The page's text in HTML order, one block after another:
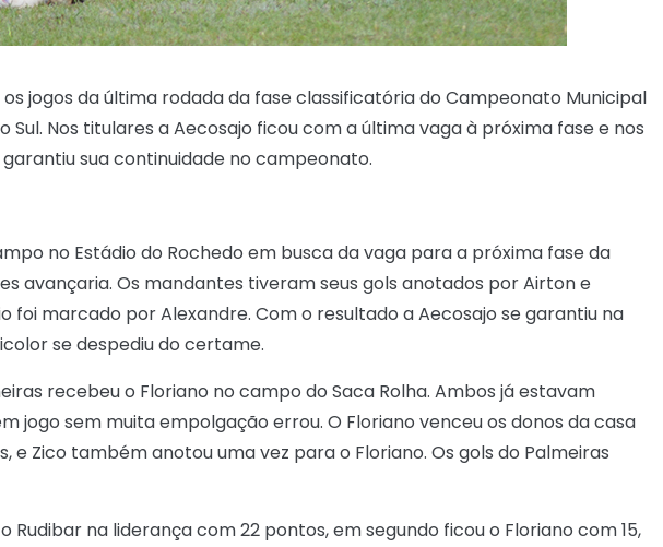
jogos da última rodada da fase classificatória do Campeonato Municipal
Sul. Nos titulares a Aecosajo ficou com a última vaga à próxima fase e nos
sua continuidade no campeonato.
no Estádio do Rochedo em busca da vaga para a próxima fase da
avançaria. Os mandantes tiveram seus gols anotados por Airton e
foi marcado por Alexandre. Com o resultado a Aecosajo se garantiu na
se despediu do certame.
recebeu o Floriano no campo do Saca Rolha. Ambos já estavam
jogo sem muita empolgação errou. O Floriano venceu os donos da casa
e Zico também anotou uma vez para o Floriano. Os gols do Palmeiras
na liderança com 22 pontos, em segundo ficou o Floriano com 15,